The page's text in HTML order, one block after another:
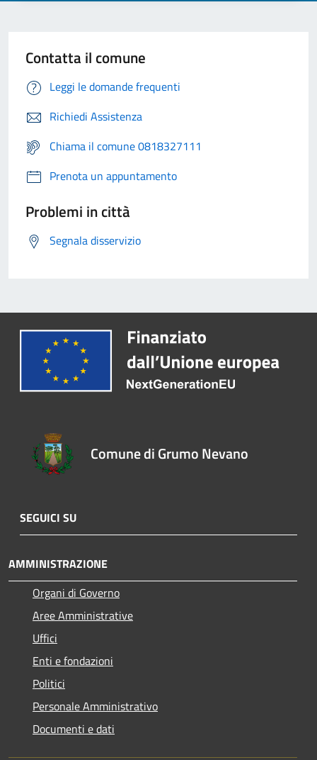
Contatta il comune
Leggi le domande frequenti
Richiedi Assistenza
Chiama il comune 0818327111
Prenota un appuntamento
Problemi in città
Segnala disservizio
Comune di Grumo Nevano
SEGUICI SU
AMMINISTRAZIONE
Organi di Governo
Aree Amministrative
Uffici
Enti e fondazioni
Politici
Personale Amministrativo
Documenti e dati